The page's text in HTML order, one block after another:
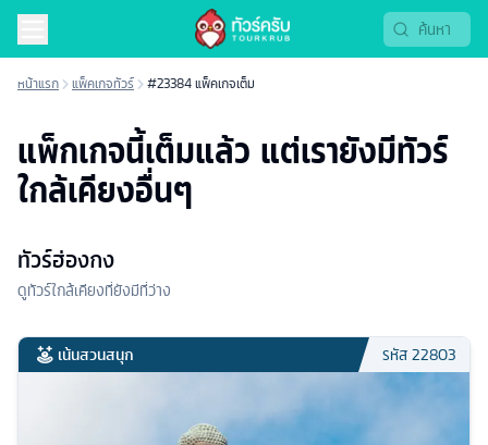
หน้าแรก แพ็คเกจทัวร์ #23384 แพ็คเกจเต็ม
แพ็กเกจนี้เต็มแล้ว แต่เรายังมีทัวร์
ใกล้เคียงอื่นๆ
ทัวร์ฮ่องกง
ดูทัวร์ใกล้เคียงที่ยังมีที่ว่าง
เน้นสวนสนุก รหัส22803